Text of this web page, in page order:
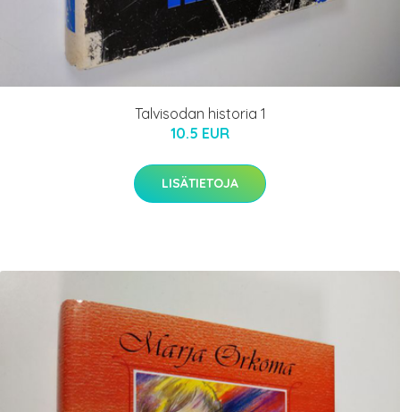
Talvisodan historia 1
10.5 EUR
LISÄTIETOJA